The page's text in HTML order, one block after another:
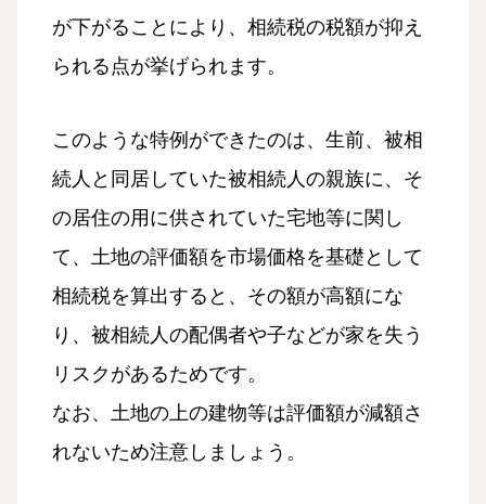
が下がることにより、相続税の税額が抑え
られる点が挙げられます。
このような特例ができたのは、生前、被相
続人と同居していた被相続人の親族に、そ
の居住の用に供されていた宅地等に関し
て、土地の評価額を市場価格を基礎として
相続税を算出すると、その額が高額にな
り、被相続人の配偶者や子などが家を失う
リスクがあるためです。
なお、土地の上の建物等は評価額が減額さ
れないため注意しましょう。